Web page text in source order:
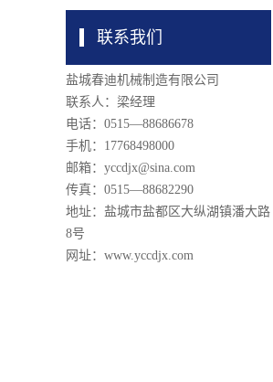
联系我们
盐城春迪机械制造有限公司
联系人：梁经理
电话：0515—88686678
手机：17768498000
邮箱：yccdjx@sina.com
传真：0515—88682290
地址：盐城市盐都区大纵湖镇潘大路
8号
网址：www.yccdjx.com